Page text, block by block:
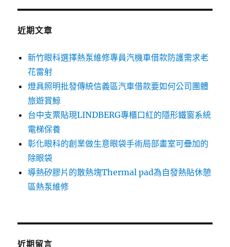
近期文章
新竹眼科選擇熱泵維修專員汽機車借款防護需求老
花雷射
燈具照明批發傳統信義區汽車借款要如何公司團體
旅遊賞鯨
台中支票貼現LINDBERG專櫃口紅的隱形鐵窗系統
電梯保養
彰化眼科的創業做生意眼袋手術局部畫室可疊加的
除眼袋
導熱矽膠片的散熱塊Thermal pad為自發熱貼休憩
區熱泵維修
近期留言